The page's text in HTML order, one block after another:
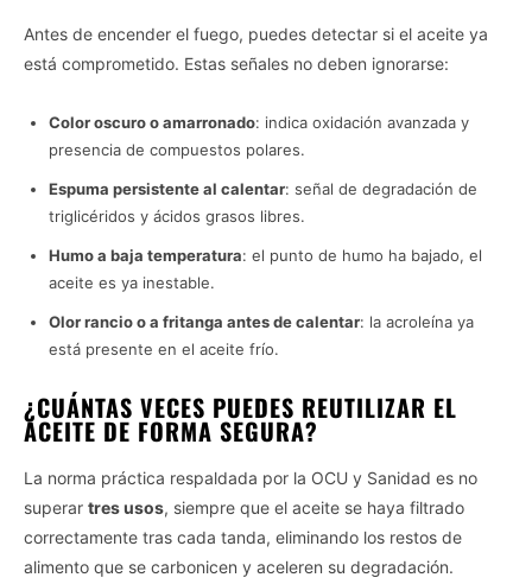
Antes de encender el fuego, puedes detectar si el aceite ya
está comprometido. Estas señales no deben ignorarse:
Color oscuro o amarronado: indica oxidación avanzada y
presencia de compuestos polares.
Espuma persistente al calentar: señal de degradación de
triglicéridos y ácidos grasos libres.
Humo a baja temperatura: el punto de humo ha bajado, el
aceite es ya inestable.
Olor rancio o a fritanga antes de calentar: la acroleína ya
está presente en el aceite frío.
¿CUÁNTAS VECES PUEDES REUTILIZAR EL
ACEITE DE FORMA SEGURA?
La norma práctica respaldada por la OCU y Sanidad es no
superar tres usos, siempre que el aceite se haya filtrado
correctamente tras cada tanda, eliminando los restos de
alimento que se carbonicen y aceleren su degradación.